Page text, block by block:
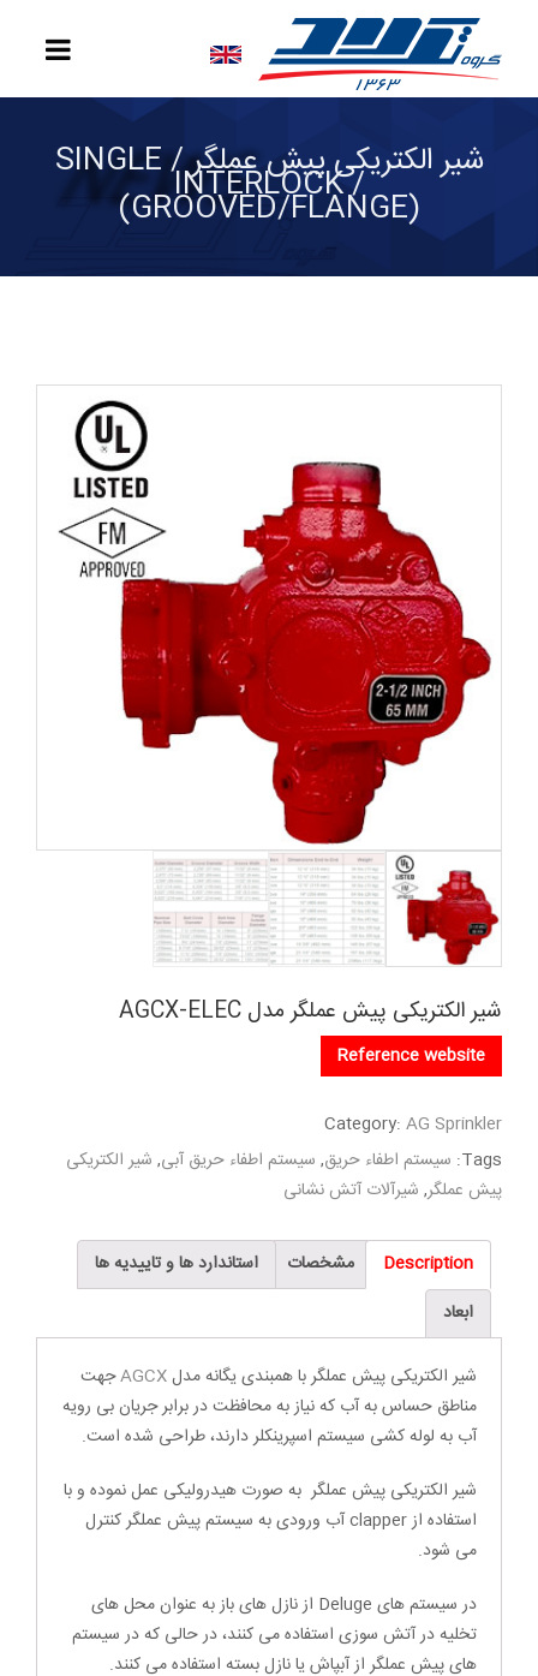
شیر الکتریکی پیش عملگر / SINGLE INTERLOCK /
(GROOVED/FLANGE)
شیر الکتریکی پیش عملگر مدل AGCX-ELEC
Reference website
Category: AG Sprinkler
Tags: سیستم اطفاء حریق, سیستم اطفاء حریق آبی, شیر الکتریکی
پیش عملگر, شیرآلات آتش نشانی
Description مشخصات
استاندارد ها و تاییدیه ها
ابعاد
شیر الکتریکی پیش عملگر با همبندی یگانه مدلAGCXجهت
مناطق حساس به آب که نیاز به محافظت در برابر جریان بی رویه
آب به لوله کشی سیستم اسپرینکلر دارند، طراحی شده است.
شیر الکتریکی پیش عملگر به صورت هیدرولیکی عمل نموده و با
استفاده از clapper آب ورودی به سیستم پیش عملگر کنترل
می شود.
در سیستم های Deluge از نازل های باز به عنوان محل های
تخلیه در آتش سوزی استفاده می کنند، در حالی که در سیستم
های پیش عملگر از آبپاش یا نازل بسته استفاده می کنند.